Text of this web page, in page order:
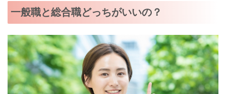
一般職と総合職どっちがいいの？